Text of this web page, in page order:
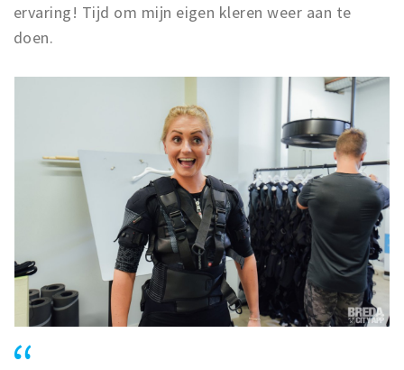
ervaring! Tijd om mijn eigen kleren weer aan te
doen.